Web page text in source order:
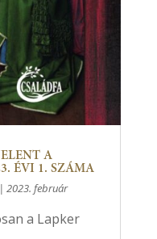
A
ÉVI 1. SZÁMA
2023. február
a Lapker